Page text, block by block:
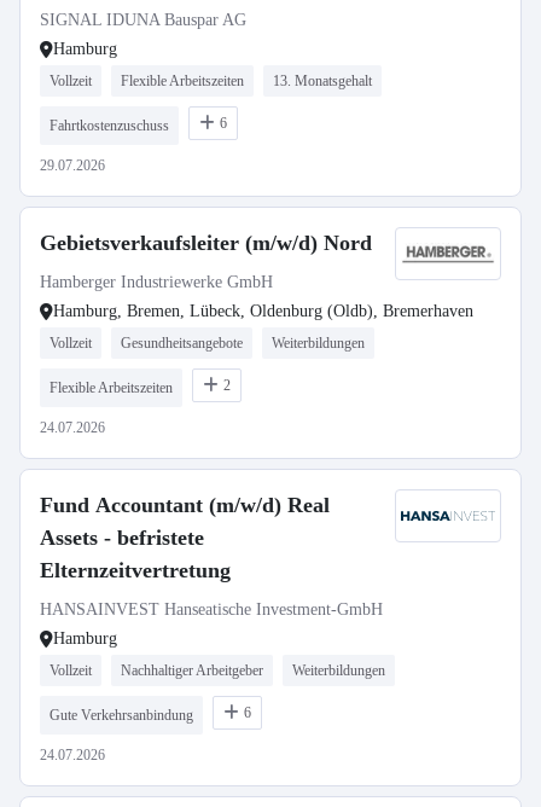
SIGNAL IDUNA Bauspar AG
Hamburg
Vollzeit Flexible Arbeitszeiten 13. Monatsgehalt
Fahrtkostenzuschuss 6
29.07.2026
Gebietsverkaufsleiter (m/w/d) Nord
Hamberger Industriewerke GmbH
Hamburg, Bremen, Lübeck, Oldenburg (Oldb), Bremerhaven
Vollzeit Gesundheitsangebote Weiterbildungen
Flexible Arbeitszeiten 2
24.07.2026
Fund Accountant (m/w/d) Real
Assets - befristete
Elternzeitvertretung
HANSAINVEST Hanseatische Investment-GmbH
Hamburg
Vollzeit Nachhaltiger Arbeitgeber Weiterbildungen
Gute Verkehrsanbindung 6
24.07.2026